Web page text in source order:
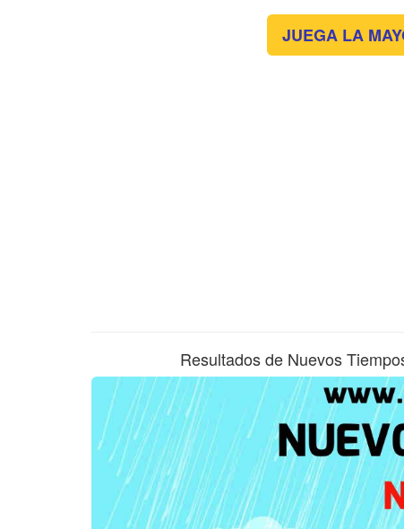
JUEGA LA
Resultados de Nuevos